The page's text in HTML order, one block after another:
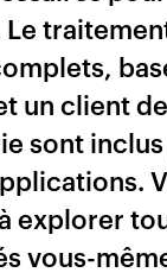
un client de
sont
explorer
vous-